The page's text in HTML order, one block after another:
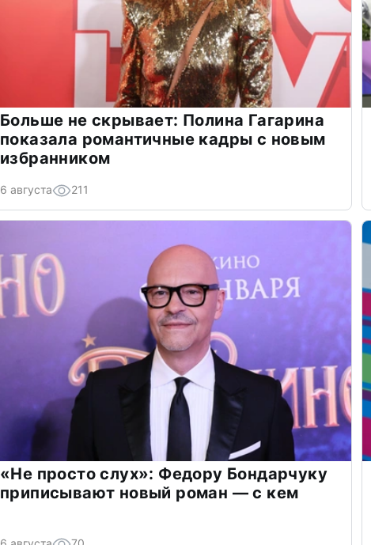
Больше не скрывает: Полина Гагарина
показала романтичные кадры с новым
избранником
6 августа 211
«Не просто слух»: Федору Бондарчуку
приписывают новый роман — с кем